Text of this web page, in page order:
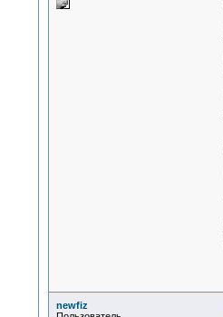
newfiz